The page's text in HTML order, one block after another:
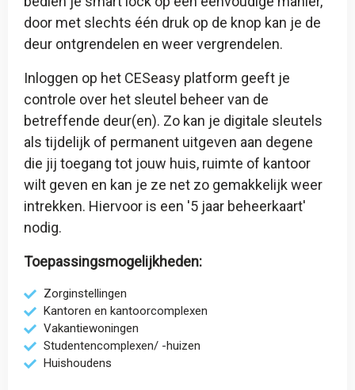
door met slechts één druk op de knop kan je de
deur ontgrendelen en weer vergrendelen.
Inloggen op het CESeasy platform geeft je
controle over het sleutel beheer van de
betreffende deur(en). Zo kan je digitale sleutels
als tijdelijk of permanent uitgeven aan degene
die jij toegang tot jouw huis, ruimte of kantoor
wilt geven en kan je ze net zo gemakkelijk weer
intrekken. Hiervoor is een '5 jaar beheerkaart'
nodig.
Toepassingsmogelijkheden:
Zorginstellingen
Kantoren en kantoorcomplexen
Vakantiewoningen
Studentencomplexen/ -huizen
Huishoudens